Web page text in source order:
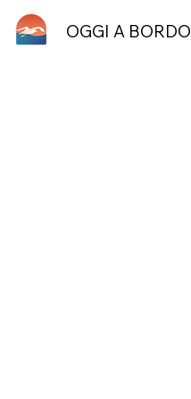
OGGI A BORDO